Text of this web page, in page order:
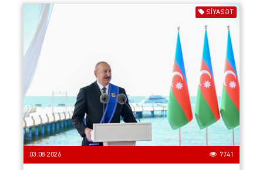
SIYASƏT
03.08.2026 7741